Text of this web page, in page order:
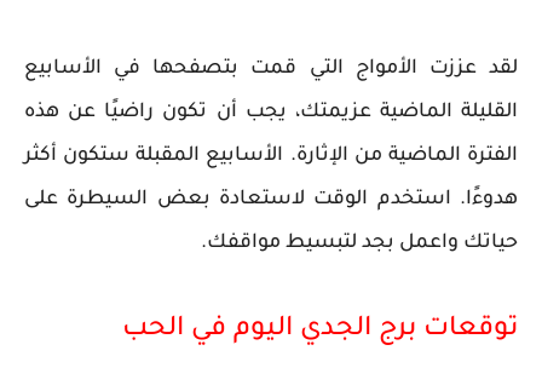
لقد عززت الأمواج التي قمت بتصفحها في الأسابيع
القليلة الماضية عزيمتك، يجب أن تكون راضيًا عن هذه
الفترة الماضية من الإثارة. الأسابيع المقبلة ستكون أكثر
هدوءًا. استخدم الوقت لاستعادة بعض السيطرة على
حياتك واعمل بجد لتبسيط مواقفك.
توقعات برج الجدي اليوم في الحب